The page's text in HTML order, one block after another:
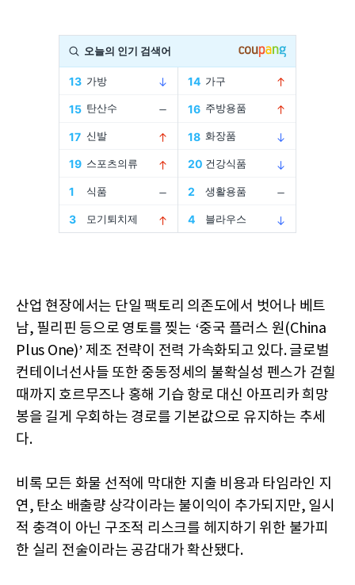
산업 현장에서는 단일 팩토리 의존도에서 벗어나 베트
남, 필리핀 등으로 영토를 찢는 ‘중국 플러스 원(China
Plus One)’ 제조 전략이 전력 가속화되고 있다. 글로벌
컨테이너선사들 또한 중동정세의 불확실성 펜스가 걷힐
때까지 호르무즈나 홍해 기습 항로 대신 아프리카 희망
봉을 길게 우회하는 경로를 기본값으로 유지하는 추세
다.
비록 모든 화물 선적에 막대한 지출 비용과 타임라인 지
연, 탄소 배출량 상각이라는 불이익이 추가되지만, 일시
적 충격이 아닌 구조적 리스크를 헤지하기 위한 불가피
한 실리 전술이라는 공감대가 확산됐다.